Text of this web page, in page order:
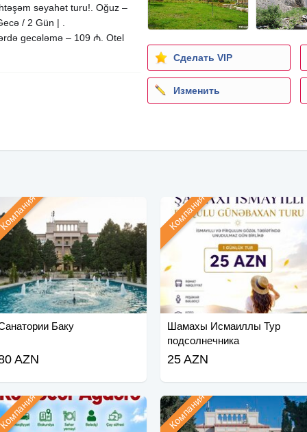
səyahət turu!. Oğuz –
/ 2 Gün | .
gecələmə – 109 ₼. Otel
Сделать VIP
Изменить
Баку
AZN
Шамахы Исмаиллы Тур
подсолнечника
Компания
25 AZN
Компания